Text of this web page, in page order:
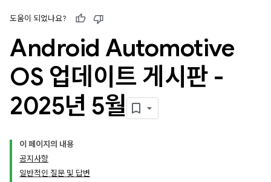
도움이 되었나요?
Android Automotive
OS 업데이트 게시판 -
2025년 5월
이 페이지의 내용
공지사항
일반적인 질문 및 답변